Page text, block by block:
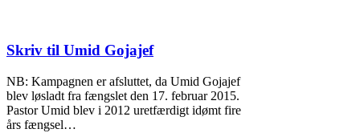
Skriv til Umid Gojajef
NB: Kampagnen er afsluttet, da Umid Gojajef
blev løsladt fra fængslet den 17. februar 2015.
Pastor Umid blev i 2012 uretfærdigt idømt fire
års fængsel…